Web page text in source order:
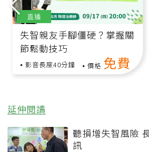
失智親友手腳僵硬？掌握關
節鬆動技巧
影音長度40分鐘 價格 免費
直播
延伸閱讀
聽損增失智風險
訊